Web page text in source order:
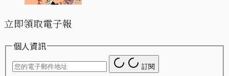
立即領取電子報
個人資訊
訂閱